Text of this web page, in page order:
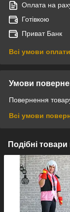
Оплата на
Готівкою
Приват Банк
Всі умови оплати
Умови
Повернення
Всі умови
Подібні товари